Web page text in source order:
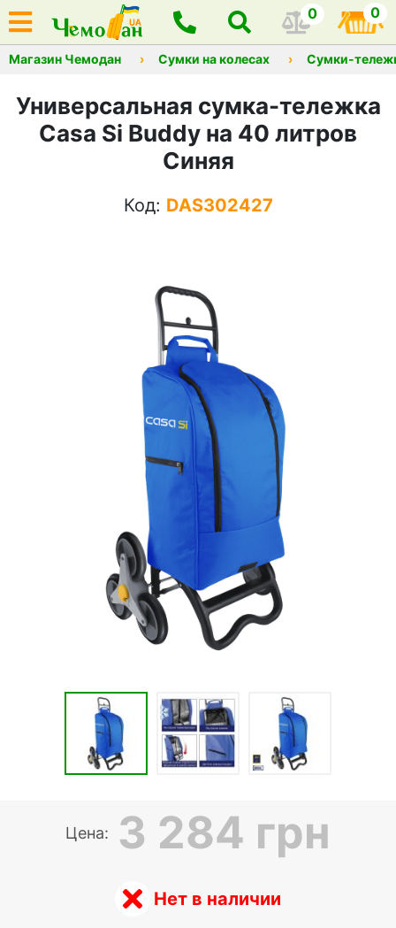
0 0
Магазин Чемодан Сумки на колесах Сумки-
Универсальная сумка-тележка
Casa Si Buddy на 40 литров
Синяя
Код: DAS302427
Цена: 3 284 грн
Нет в наличии